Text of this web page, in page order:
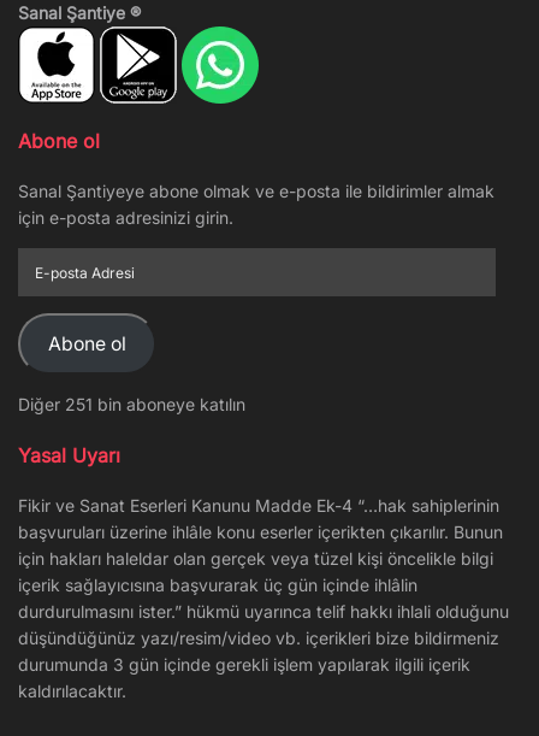
Sanal Şantiye ®
Abone ol
Sanal Şantiyeye abone olmak ve e-posta ile bildirimler almak
için e-posta adresinizi girin.
posta
Adresi
Abone ol
Diğer 251 bin aboneye katılın
Yasal Uyarı
Fikir ve Sanat Eserleri Kanunu Madde Ek-4 “…hak sahiplerinin
başvuruları üzerine ihlâle konu eserler içerikten çıkarılır. Bunun
için hakları haleldar olan gerçek veya tüzel kişi öncelikle bilgi
içerik sağlayıcısına başvurarak üç gün içinde ihlâlin
durdurulmasını ister.” hükmü uyarınca telif hakkı ihlali olduğunu
düşündüğünüz yazı/resim/video vb. içerikleri bize bildirmeniz
durumunda 3 gün içinde gerekli işlem yapılarak ilgili içerik
kaldırılacaktır.